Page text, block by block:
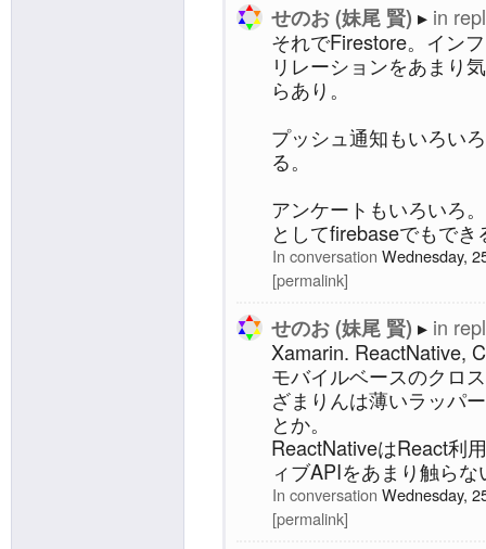
せのお (妹尾 賢)
in
それでFirestore。イン
リレーションをあまり
らあり。
プッシュ通知もいろい
る。
アンケートもいろいろ
としてfirebaseでもでき
In conversation Wednesday,
permalink
せのお (妹尾 賢)
in
Xamarin. ReactNative,
モバイルベースのクロ
ざまりんは薄いラッパ
とか。
ReactNativeはReact利
ィブAPIをあまり触ら
In conversation Wednesday,
permalink